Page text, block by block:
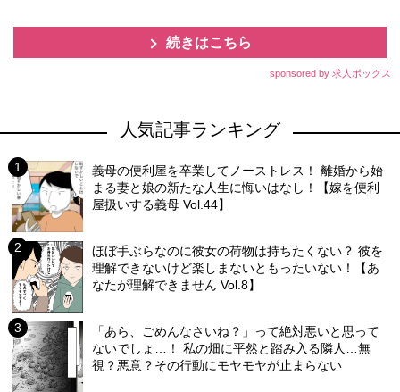
続きはこちら
sponsored by 求人ボックス
人気記事ランキング
義母の便利屋を卒業してノーストレス！ 離婚から始
まる妻と娘の新たな人生に悔いはなし！【嫁を便利
屋扱いする義母 Vol.44】
ほぼ手ぶらなのに彼女の荷物は持ちたくない？ 彼を
理解できないけど楽しまないともったいない！【あ
なたが理解できません Vol.8】
「あら、ごめんなさいね？」って絶対悪いと思って
ないでしょ…！ 私の畑に平然と踏み入る隣人…無
視？悪意？その行動にモヤモヤが止まらない